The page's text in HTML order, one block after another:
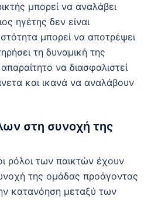
μπορεί να αναλάβει
ηγέτης δεν είναι
μπορεί να αποτρέψει
τη δυναμική της
να διασφαλιστεί
και ικανά να αναλάβουν
στη συνοχή της
ρόλοι των παικτών έχουν
της ομάδας προάγοντας
κατανόηση μεταξύ των